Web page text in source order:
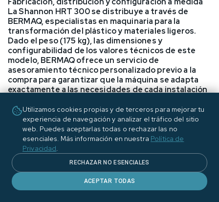
La Shannon HRT 300 se distribuye a través de
BERMAQ, especialistas en maquinaria para la
transformación del plástico y materiales ligeros.
Dado el peso (175 kg), las dimensiones y
configurabilidad de los valores técnicos de este
modelo, BERMAQ ofrece un servicio de
asesoramiento técnico personalizado previo a la
compra para garantizar que la máquina se adapta
exactamente a las necesidades de cada instalación
Utilizamos cookies propias y de terceros para mejorar tu
experiencia de navegación y analizar el tráfico del sitio
web. Puedes aceptarlas todas o rechazar las no
esenciales. Más información en nuestra Política de
Privacidad.
RECHAZAR NO ESENCIALES
ACEPTAR TODAS